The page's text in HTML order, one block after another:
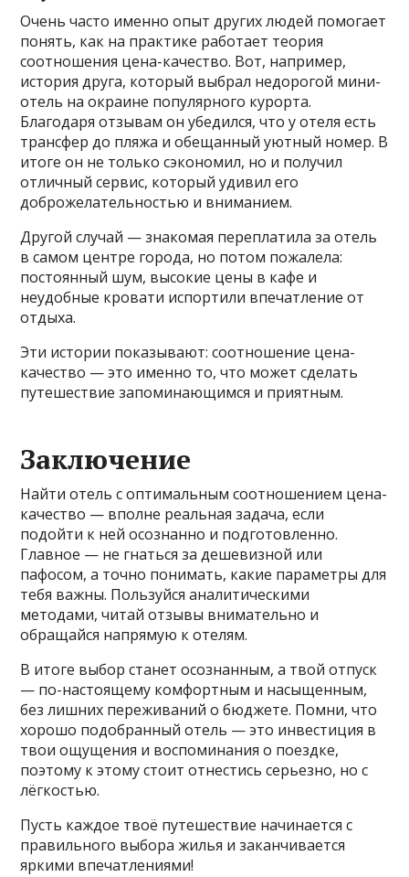
Очень часто именно опыт других людей помогает
понять, как на практике работает теория
соотношения цена-качество. Вот, например,
история друга, который выбрал недорогой мини-
отель на окраине популярного курорта.
Благодаря отзывам он убедился, что у отеля есть
трансфер до пляжа и обещанный уютный номер. В
итоге он не только сэкономил, но и получил
отличный сервис, который удивил его
доброжелательностью и вниманием.
Другой случай — знакомая переплатила за отель
в самом центре города, но потом пожалела:
постоянный шум, высокие цены в кафе и
неудобные кровати испортили впечатление от
отдыха.
Эти истории показывают: соотношение цена-
качество — это именно то, что может сделать
путешествие запоминающимся и приятным.
Заключение
Найти отель с оптимальным соотношением цена-
качество — вполне реальная задача, если
подойти к ней осознанно и подготовленно.
Главное — не гнаться за дешевизной или
пафосом, а точно понимать, какие параметры для
тебя важны. Пользуйся аналитическими
методами, читай отзывы внимательно и
обращайся напрямую к отелям.
В итоге выбор станет осознанным, а твой отпуск
— по-настоящему комфортным и насыщенным,
без лишних переживаний о бюджете. Помни, что
хорошо подобранный отель — это инвестиция в
твои ощущения и воспоминания о поездке,
поэтому к этому стоит отнестись серьезно, но с
лёгкостью.
Пусть каждое твоё путешествие начинается с
правильного выбора жилья и заканчивается
яркими впечатлениями!